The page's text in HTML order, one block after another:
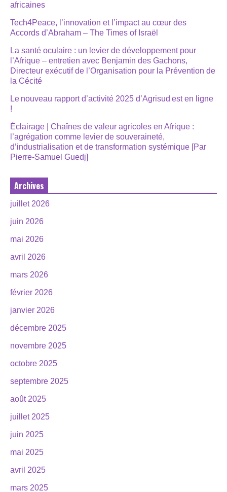
africaines
Tech4Peace, l’innovation et l’impact au cœur des
Accords d’Abraham – The Times of Israël
La santé oculaire : un levier de développement pour
l’Afrique – entretien avec Benjamin des Gachons,
Directeur exécutif de l’Organisation pour la Prévention de
la Cécité
Le nouveau rapport d’activité 2025 d’Agrisud est en ligne
!
Éclairage | Chaînes de valeur agricoles en Afrique :
l’agrégation comme levier de souveraineté,
d’industrialisation et de transformation systémique [Par
Pierre-Samuel Guedj]
Archives
juillet 2026
juin 2026
mai 2026
avril 2026
mars 2026
février 2026
janvier 2026
décembre 2025
novembre 2025
octobre 2025
septembre 2025
août 2025
juillet 2025
juin 2025
mai 2025
avril 2025
mars 2025